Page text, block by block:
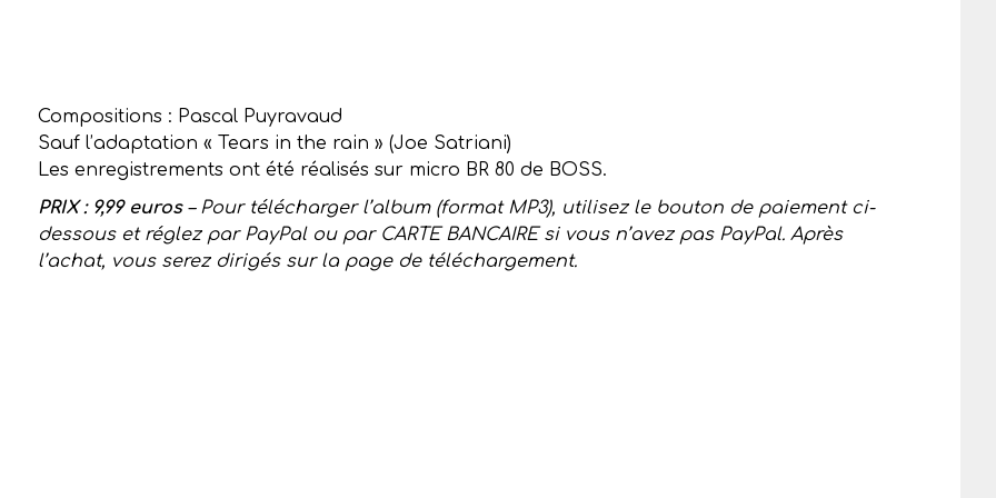
Compositions : Pascal Puyravaud
Sauf l’adaptation « Tears in the rain » (Joe Satriani)
Les enregistrements ont été réalisés sur micro BR 80 de BOSS.
PRIX : 9,99 euros– Pour télécharger l’album (format MP3), utilisez le bouton de paiement ci-
dessous et réglez par PayPal ou par CARTE BANCAIRE si vous n’avez pas PayPal. Après
l’achat, vous serez dirigés sur la page de téléchargement.